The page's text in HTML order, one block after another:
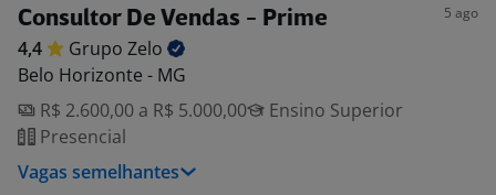
Consultor De Vendas - Prime 5 ago
4,4 Grupo Zelo
Belo Horizonte - MG
R$ 2.600,00 a R$ 5.000,00
Ensino Superior
Presencial
Vagas semelhantes